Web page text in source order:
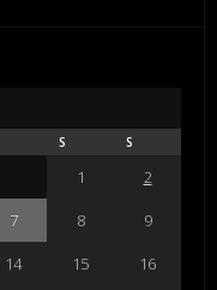
S S
1
2
7 8
9
14 15
16